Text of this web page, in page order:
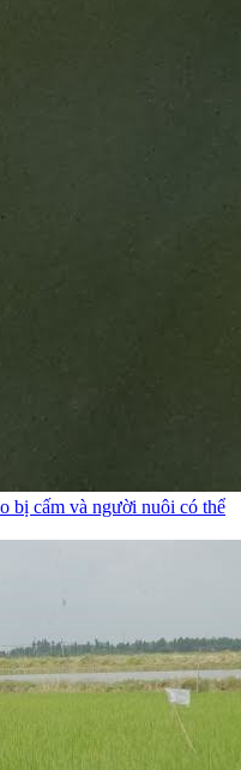
bị cấm và người nuôi có thể